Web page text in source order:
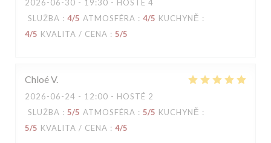
2026-06-30 - 19:30 - HOSTÉ 4
SLUŽBA : 4/5 ATMOSFÉRA : 4/5 KUCHYNĚ :
4/5 KVALITA / CENA : 5/5
ChloéV
2026-06-24 - 12:00 - HOSTÉ 2
SLUŽBA : 5/5 ATMOSFÉRA : 5/5 KUCHYNĚ :
5/5 KVALITA / CENA : 4/5